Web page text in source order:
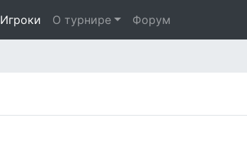
Игроки О турнире Форум